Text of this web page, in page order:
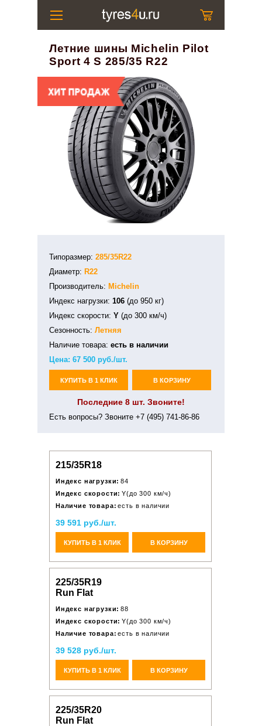
Летние шины Michelin Pilot
Sport 4 S 285/35 R22
Типоразмер: 285/35R22
Диаметр: R22
Производитель: Michelin
Индекс нагрузки: 106 (до 950 кг)
Индекс скорости: Y (до 300 км/ч)
Сезонность: Летняя
Наличие товара: есть в наличии
Цена: 67 500 руб./шт.
КУПИТЬ В 1 КЛИК В КОРЗИНУ
Последние 8 шт. Звоните!
Есть вопросы? Звоните +7 (495) 741-86-86
215/35R18
Индекс нагрузки: 84
Индекс скорости: Y(до 300 км/ч)
Наличие товара: есть в наличии
39 591 руб./шт.
КУПИТЬ В 1 КЛИК В КОРЗИНУ
225/35R19
Run Flat
Индекс нагрузки: 88
Индекс скорости: Y(до 300 км/ч)
Наличие товара: есть в наличии
39 528 руб./шт.
КУПИТЬ В 1 КЛИК В КОРЗИНУ
225/35R20
Run Flat